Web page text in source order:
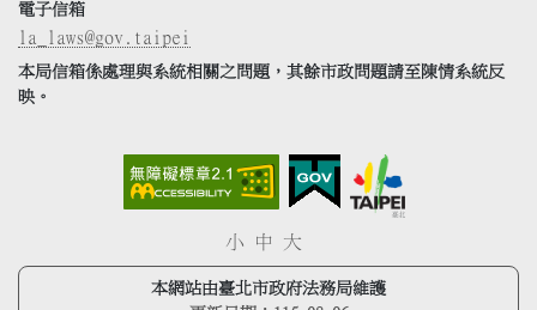
電子信箱
la_laws@gov.taipei
本局信箱係處理與系統相關之問題，其餘市政問題請至陳情系統反
映。
小 中 大
本網站由臺北市政府法務局維護